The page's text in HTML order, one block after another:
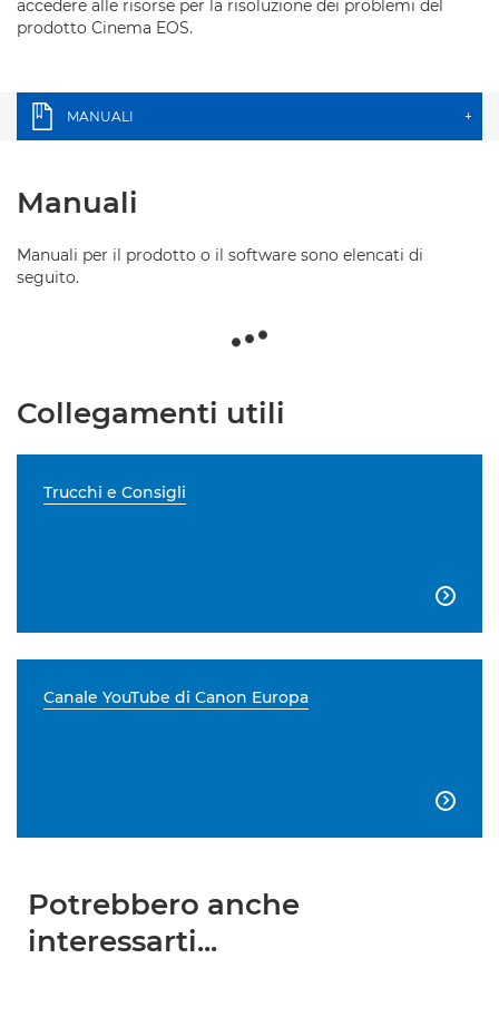
accedere alle risorse per la risoluzione dei problemi del
prodotto Cinema EOS.
MANUALI +
Manuali
Manuali per il prodotto o il software sono elencati di
seguito.
Collegamenti utili
Trucchi e Consigli

Canale YouTube di Canon Europa

Potrebbero anche
interessarti...